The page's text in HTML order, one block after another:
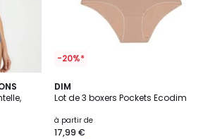
-20%*
DIM
Lot de 3 boxers Pockets Ecodim
à partir de
17,99 €
4,2
/ 5
10
Couleurs